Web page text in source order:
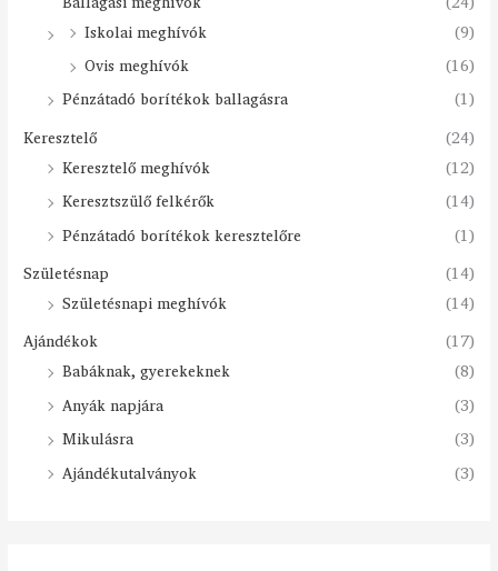
Iskolai meghívók
(9)
Ovis meghívók
(16)
Pénzátadó borítékok ballagásra
(1)
Keresztelő
(24)
Keresztelő meghívók
(12)
Keresztszülő felkérők
(14)
Pénzátadó borítékok keresztelőre
(1)
Születésnap
(14)
Születésnapi meghívók
(14)
Ajándékok
(17)
Babáknak, gyerekeknek
(8)
Anyák napjára
(3)
Mikulásra
(3)
Ajándékutalványok
(3)